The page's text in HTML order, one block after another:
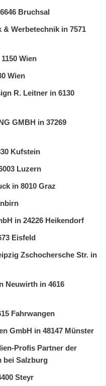
Bruchsal
Werbetechnik in 7571
Wien
Wien
R. Leitner in 6130
GMBH in 37269
Kufstein
Luzern
in 8010 Graz
in 24226 Heikendorf
Eisfeld
Zschochersche Str. in
Neuwirth in 4616
Fahrwangen
GmbH in 48147 Münster
Profis Partner der
bei Salzburg
Steyr